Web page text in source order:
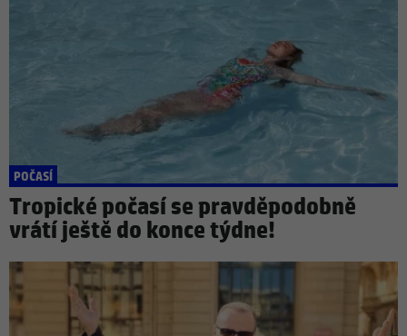
POČASÍ
Tropické počasí se pravděpodobně
vrátí ještě do konce týdne!